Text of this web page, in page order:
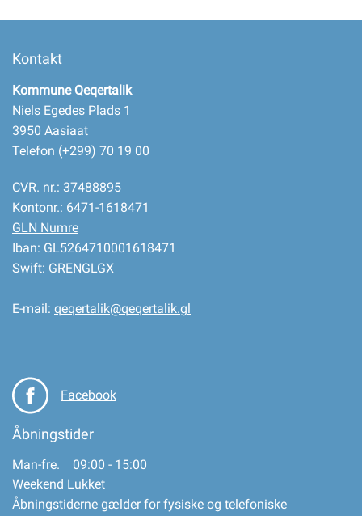
Kontakt
Kommune Qeqertalik
Niels Egedes Plads 1
3950 Aasiaat
Telefon (+299) 70 19 00
CVR. nr.: 37488895
Kontonr.: 6471-1618471
GLN Numre
Iban: GL5264710001618471
Swift: GRENGLGX
E-mail: qeqertalik@qeqertalik.gl
Facebook
Åbningstider
Man-fre. 09:00 - 15:00
Weekend Lukket
Åbningstiderne gælder for fysiske og telefoniske